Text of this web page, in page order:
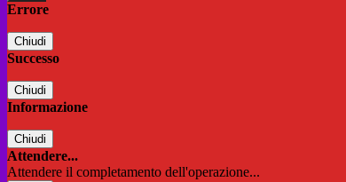
Errore
Chiudi
Successo
Chiudi
Informazione
Chiudi
Attendere...
Attendere il completamento dell'operazione...